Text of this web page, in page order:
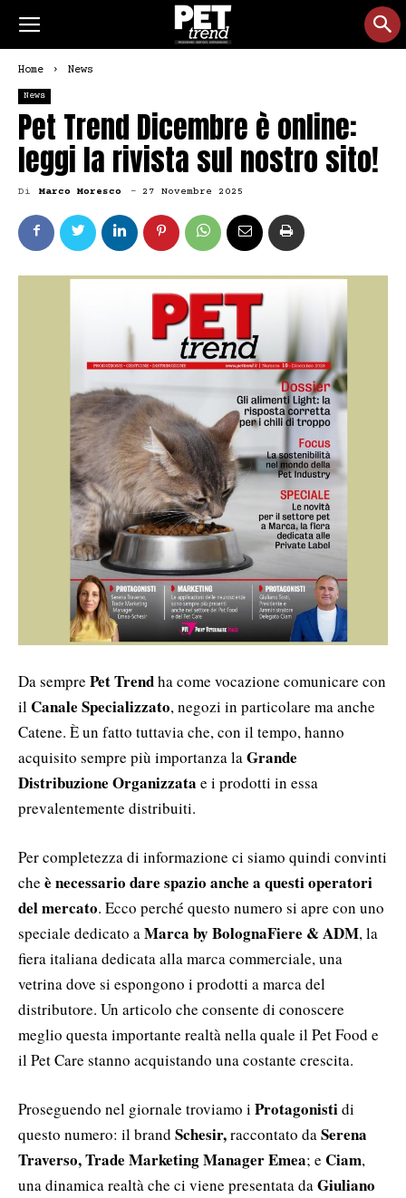
Home News
News
Pet Trend Dicembre è online:
leggi la rivista sul nostro sito!
Di Marco Moresco - 27 Novembre 2025
Da sempre Pet Trendha come vocazione comunicare con
ilCanale Specializzato, negozi in particolare ma anche
Catene. È un fatto tuttavia che, con il tempo, hanno
acquisito sempre più importanza laGrande
Distribuzione Organizzata e i prodotti in essa
prevalentemente distribuiti.
Per completezza di informazione ci siamo quindi convinti
che è necessario dare spazio anche a questi operatori
del mercato. Ecco perché questo numero si apre con uno
speciale dedicato aMarca by BolognaFiere & ADM, la
fiera italiana dedicata alla marca commerciale, una
vetrina dove si espongono i prodotti a marca del
distributore. Un articolo che consente di conoscere
meglio questa importante realtà nella quale il Pet Food e
il Pet Care stanno acquistando una costante crescita.
Proseguendo nel giornale troviamo i Protagonistidi
questo numero: il brand Schesir,raccontato daSerena
Traverso, Trade Marketing Manager Emea; e Ciam,
una dinamica realtà che ci viene presentata daGiuliano